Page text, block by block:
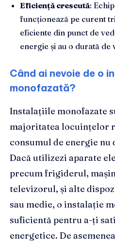
Eficiență crescută:
funcționează pe curent
eficiente din punct de
energie și au o durată de
Când ai nevoie de o
monofazată?
Instalațiile monofazate
majoritatea locuințelor
consumul de energie nu
Dacă utilizezi aparate
precum frigiderul,
televizorul, și alte
sau medie, o instalație
suficientă pentru a-ți
energetice. De